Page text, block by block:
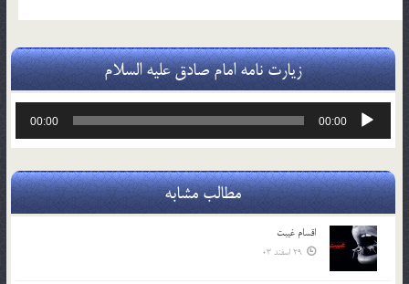
زیارت نامه امام صادق علیه السلام
پخش‌کننده
00:00
00:00
مطالب مشابه
اقسام غيبت
29 اسفند 03